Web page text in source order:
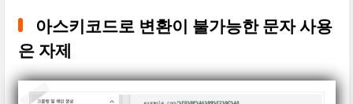
아스키코드로 변환이 불가능한 문자 사용
은 자제